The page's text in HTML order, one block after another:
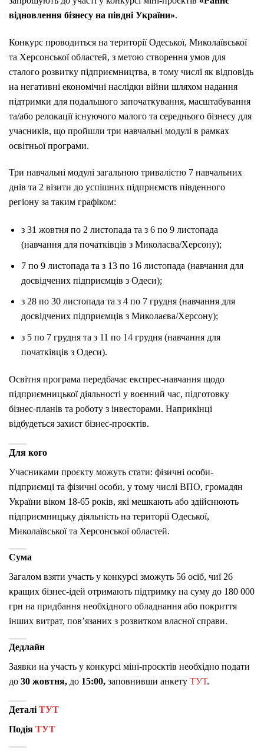
відновлення бізнесу на півдні України».
Конкурс проводиться на території Одеської, Миколаївської
та Херсонської областей, з метою створення умов для
сталого розвитку підприємництва, в тому числі як відповідь
на негативні економічні наслідки війни шляхом надання
підтримки для подальшого започаткування, масштабування
та/або релокації існуючого малого та середнього бізнесу для
учасників, що пройшли три навчальні модулі в рамках
освітньої програми.
Три навчальні модулі загальною тривалістю 7 навчальних
днів та 2 візити до успішних підприємств південного
регіону за таким графіком:
з 31 жовтня по 2 листопада та з 6 по 9 листопада
(навчання для початківців з Миколаєва/Херсону);
7 по 9 листопада та з 13 по 16 листопада (навчання для
досвідчених підприємців з Одеси);
з 28 по 30 листопада та з 4 по 7 грудня (навчання для
досвідчених підприємців з Миколаєва/Херсону);
з 5 по 7 грудня та з 11 по 14 грудня (навчання для
початківців з Одеси).
Освітня програма передбачає експрес-навчання щодо
підприємницької діяльності у воєнний час, підготовку
бізнес-планів та роботу з інвесторами. Наприкінці
відбудеться захист бізнес-проєктів.
Для кого
Учасниками проєкту можуть стати: фізичні особи-
підприємці та фізичні особи, у тому числі ВПО, громадян
України віком 18-65 років, які мешкають або здійснюють
підприємницьку діяльність на території Одеської,
Миколаївської та Херсонської областей.
Сума
Загалом взяти участь у конкурсі зможуть 56 осіб, чиї 26
кращих бізнес-ідей отримають підтримку на суму до 180 000
грн на придбання необхідного обладнання або покриття
інших витрат, пов’язаних з розвитком власної справи.
Дедлайн
Заявки на участь у конкурсі міні-проєктів необхідно подати
до 30 жовтня, до 15:00, заповнивши анкету ТУТ.
Деталі ТУТ
Подія ТУТ